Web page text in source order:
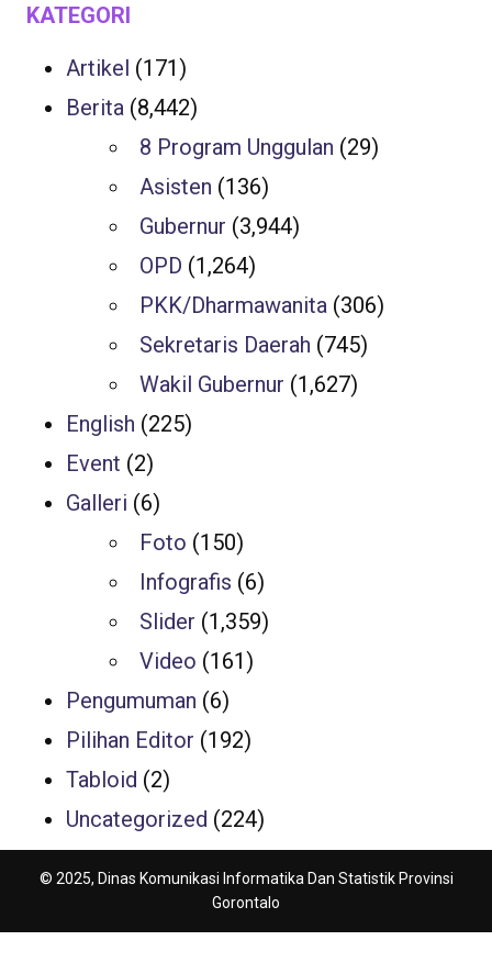
KATEGORI
Artikel (171)
Berita (8,442)
8 Program Unggulan (29)
Asisten (136)
Gubernur (3,944)
OPD (1,264)
PKK/Dharmawanita (306)
Sekretaris Daerah (745)
Wakil Gubernur (1,627)
English (225)
Event (2)
Galleri (6)
Foto (150)
Infografis (6)
Slider (1,359)
Video (161)
Pengumuman (6)
Pilihan Editor (192)
Tabloid (2)
Uncategorized (224)
© 2025, Dinas Komunikasi Informatika Dan Statistik Provinsi
Gorontalo